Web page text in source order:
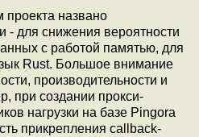
названо
- для снижения вероятности
с работой памятью, для
Rust. Большое внимание
производительности и
при создании прокси-
нагрузки на базе Pingora
прикрепления callback-